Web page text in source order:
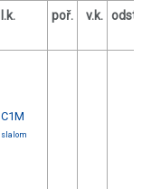
l.k. poř. v.k. odstup
C1M
slalom